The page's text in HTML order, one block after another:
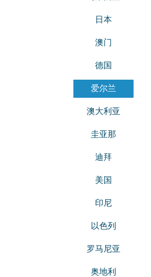
日本
澳门
德国
爱尔兰
澳大利亚
圭亚那
迪拜
美国
印尼
以色列
罗马尼亚
奥地利